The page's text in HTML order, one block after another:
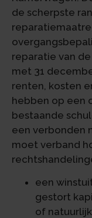
de scherpste
reparatie van
met 31
renten, kosten
hebben op een
bestaande
een verbonden
moet verband
een
gestort
of